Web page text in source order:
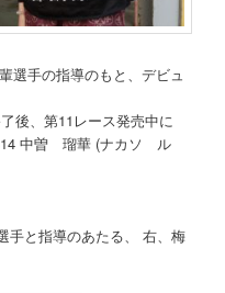
選手の指導のもと、デビュ
後、第11レース発売中に
中曽 瑠華 (ナカソ ル
手と指導のあたる、 右、梅